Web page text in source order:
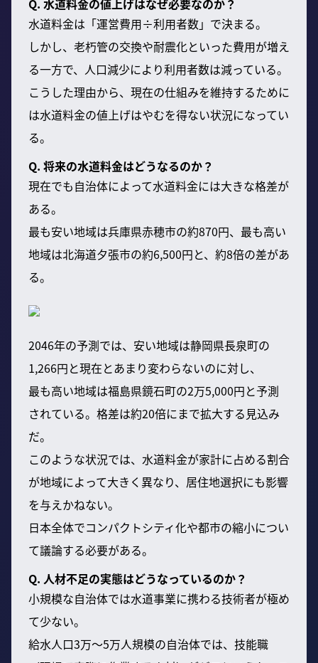
水道料金は「運営費用÷利用者数」で決まる。
しかし、老朽管の交換や耐震化といった費用が増え
る一方で、人口減少により利用者数は減っている。
こうした理由から、現在の仕組みを維持するために
は水道料金の値上げはやむを得ない状況になってい
る。
Q. 将来の水道料金はどうなるのか？
現在でも自治体によって水道料金には大きな格差が
ある。
最も安い地域は兵庫県赤穂市の約870円、最も高い
地域は北海道夕張市の約6,500円と、約8倍の差があ
る。
2046年の予測では、安い地域は静岡県長泉町の
1,266円と現在とあまり変わらないのに対し、
最も高い地域は福島県鏡石町の2万5,000円と予測
されている。格差は約20倍にまで拡大する見込み
だ。
このような状況では、水道料金が家計に占める割合
が地域によって大きく異なり、居住地選択にも影響
を与えかねない。
日本全体でコンパクトシティ化や都市の縮小につい
て議論する必要がある。
Q. 人材不足の実態はどうなっているのか？
小規模な自治体では水道事業に携わる技術者が極め
て少ない。
給水人口3万〜5万人規模の自治体では、技能職